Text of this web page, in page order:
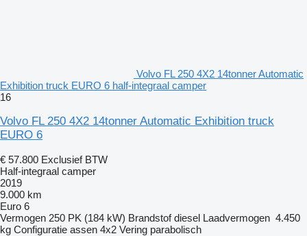
Volvo FL 250 4X2 14tonner Automatic
Exhibition truck EURO 6 half-integraal camper
16
Volvo FL 250 4X2 14tonner Automatic Exhibition truck
EURO 6
€ 57.800 Exclusief BTW
Half-integraal camper
2019
9.000 km
Euro 6
Vermogen 250 PK (184 kW) Brandstof diesel Laadvermogen 4.450
kg Configuratie assen 4x2 Vering parabolisch